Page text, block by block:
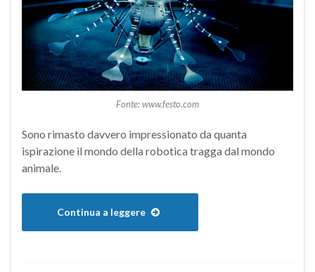
Fonte: www.festo.com
Sono rimasto davvero impressionato da quanta
ispirazione il mondo della robotica tragga dal mondo
animale.
Continua a leggere